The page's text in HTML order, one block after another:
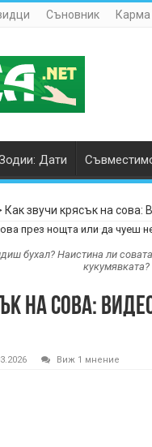
Съновник
Дати
Как звучи крясък на сова:
бухал? Наистина ли
кукумявката?
на сова:
Виж 1 мнение